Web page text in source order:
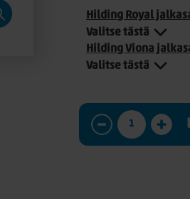
Hilding Royal
Valitse tästä
Hilding Viona
Valitse tästä